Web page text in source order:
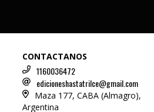
CONTACTANOS
1160036472
edicioneshastatrilce@gmail.com
Maza 177, CABA (Almagro),
Argentina